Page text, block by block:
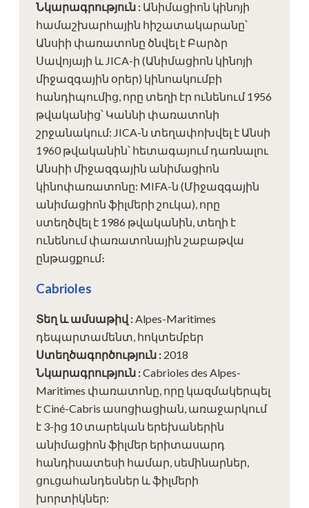
Նկարագրություն : Անիմացիոն կինոյի
համաշխարհային հիշատակարանը՝
Անսիի փառատոնը ծնվել է Բարձր
Սավոյայի և JICA-ի (Անիմացիոն կինոյի
միջազգային օրեր) կինոակումբի
հանդիպումից, որը տեղի էր ունենում 1956
թվականից՝ Կաննի փառատոնի
շրջանակում: JICA-ն տեղափոխվել է Անսի
1960 թվականին՝ հետագայում դառնալու
Անսիի միջազգային անիմացիոն
կինոփառատոնը: MIFA-ն (Միջազգային
անիմացիոն ֆիլմերի շուկա), որը
ստեղծվել է 1986 թվականին, տեղի է
ունենում փառատոնային շաբաթվա
ընթացքում։
Cabrioles
Տեղ և ամսաթիվ : Alpes-Maritimes
դեպարտամենտ, հոկտեմբեր
Ստեղծագործություն : 2018
Նկարագրություն :Cabrioles des Alpes-
Maritimes փառատոնը, որը կազմակերպել
է Ciné-Cabris ասոցիացիան, առաջարկում
է 3-ից 10 տարեկան երեխաներին
անիմացիոն ֆիլմեր երիտասարդ
հանդիսատեսի համար, սեմինարներ,
ցուցահանդեսներ և ֆիլմերի
խորտիկներ: